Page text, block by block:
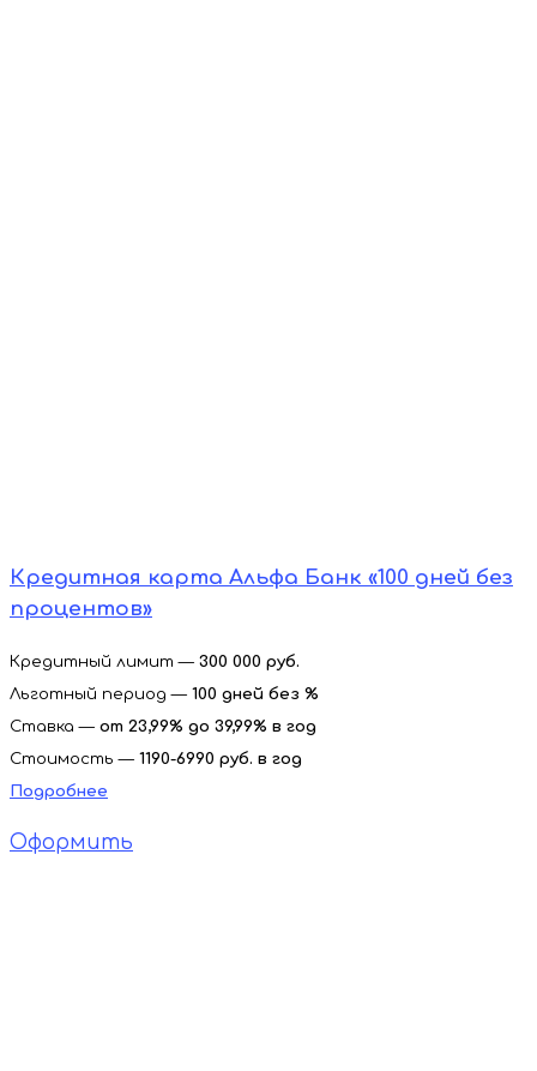
Кредитная карта Альфа Банк «100 дней без
процентов»
Кредитный лимит — 300 000 руб.
Льготный период — 100 дней без %
Ставка — от 23,99% до 39,99% в год
Стоимость — 1190-6990 руб. в год
Подробнее
Оформить